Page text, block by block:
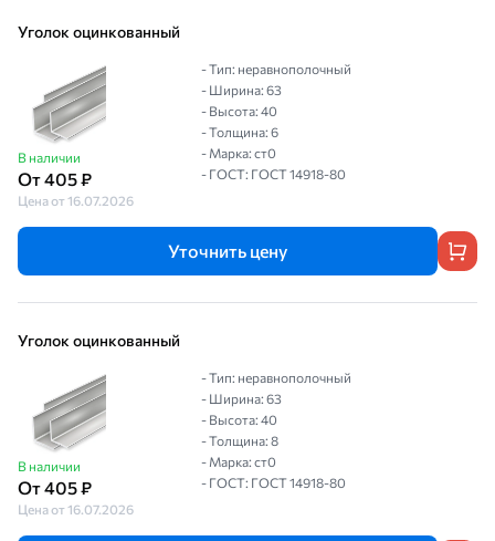
Уголок оцинкованный
В наличии
От 405 ₽
Цена от 16.07.2026
- Тип: неравнополочный
- Ширина: 63
- Высота: 40
- Толщина: 6
- Марка: ст0
- ГОСТ: ГОСТ 14918-80
Уточнить цену
Уголок оцинкованный
В наличии
От 405 ₽
Цена от 16.07.2026
- Тип: неравнополочный
- Ширина: 63
- Высота: 40
- Толщина: 8
- Марка: ст0
- ГОСТ: ГОСТ 14918-80